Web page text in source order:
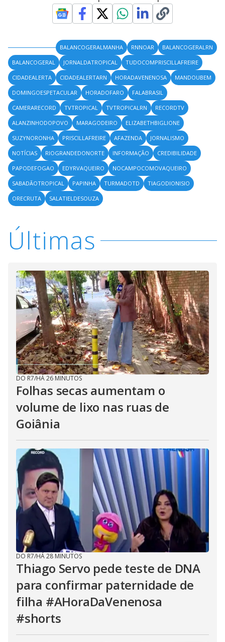
BALANCOGERALMANHA RNNOAR
BALANCOGERALRN
BALANCOGERAL
JORNALDATROPICAL
TUDOCOMPRISCILLAFREIRE
CIDADEALERTA
CIDADEALERTARN HORADAVENENOSA
MANDOUBEM
DOMINGOESPETACULAR
HORADOFARO
FALABRASIL
CAMERARECORD
TVTROPICAL TVTROPICALRN
RECORDTV
ALANZINHODOPOVO
MARAGODEIRO
ELIZABETHBIGLIONE
SUZYNORONHA
PRISCILLAFREIRE AFAZENDA
JORNALISMO
NOTÍCIAS
RIOGRANDEDONORTE INFORMAÇÃO
CREDIBILIDADE
PAPODEFOGAO
EDYRVAQUEIRO
NOCAMPOCOMOVAQUEIRO
SABADÃOTROPICAL
PAPINHA TURMADOTD
TIAGODIONISIO
ORECRUTA
SALATIELDESOUZA
Últimas
DO R7/HÁ 26 MINUTOS
Folhas secas aumentam o
volume de lixo nas ruas de
Goiânia
DO R7/HÁ 28 MINUTOS
Thiago Servo pede teste de DNA
para confirmar paternidade de
filha #AHoraDaVenenosa
#shorts